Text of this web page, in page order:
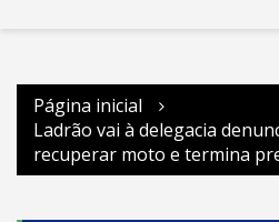
Página inicial
Ladrão vai à delegacia
recuperar moto e termina